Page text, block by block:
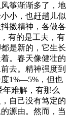
筝渐渐多了，地
小，也赶趟儿似
擞精神，各做各
有的是工夫，有
是新的，它生长
。春天像健壮的
去。精神强度到
1%—5%，但也
难解，有那么
自己没有笃定的
源由。然而，当